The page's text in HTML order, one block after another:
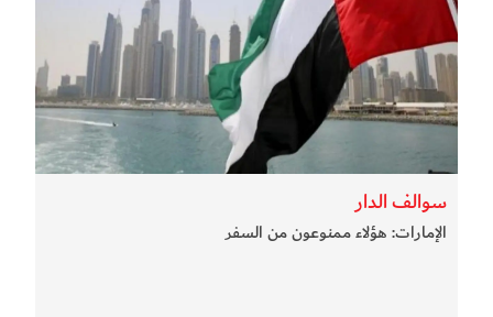
سوالف الدار
الإمارات: هؤلاء ممنوعون من السفر